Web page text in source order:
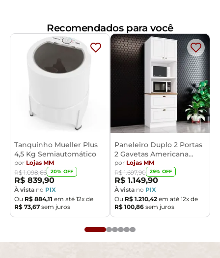
Recomendados para você
Tanquinho Mueller Plus
4,5 Kg Semiautomático
por Lojas MM
R$ 1.098,66 20% OFF
R$ 839,90
À vista no PIX
Ou R$ 884,11 em até 12x de
R$ 73,67 sem juros
Paneleiro Duplo 2 Portas
2 Gavetas Americana
Henn
por Lojas MM
R$ 1.697,90 29% OFF
R$ 1.149,90
À vista no PIX
Ou R$ 1.210,42 em até 12x de
R$ 100,86 sem juros